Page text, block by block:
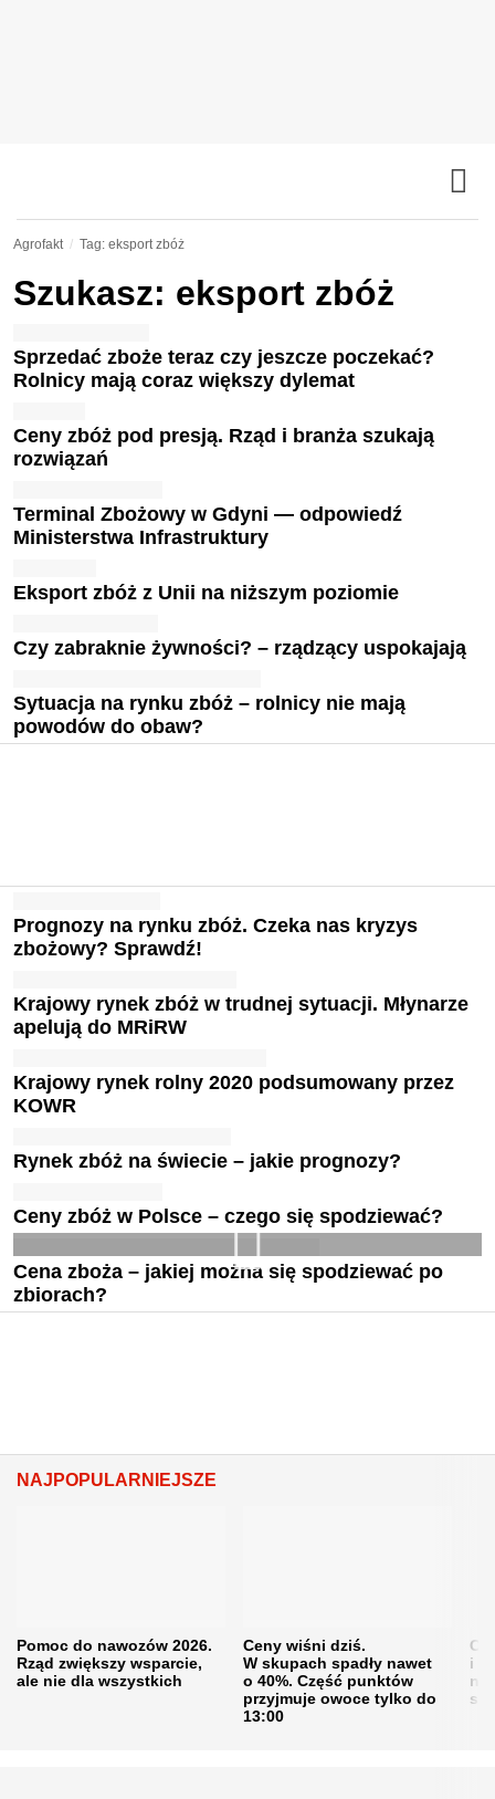
Agrofakt Tag: eksport zbóż
Szukasz: eksport zbóż
Sprzedać zboże teraz czy jeszcze poczekać?
Rolnicy mają coraz większy dylemat
Ceny zbóż pod presją. Rząd i branża szukają
rozwiązań
Terminal Zbożowy w Gdyni — odpowiedź
Ministerstwa Infrastruktury
Eksport zbóż z Unii na niższym poziomie
Czy zabraknie żywności? – rządzący uspokajają
Sytuacja na rynku zbóż – rolnicy nie mają
powodów do obaw?
Prognozy na rynku zbóż. Czeka nas kryzys
zbożowy? Sprawdź!
Krajowy rynek zbóż w trudnej sytuacji. Młynarze
apelują do MRiRW
Krajowy rynek rolny 2020 podsumowany przez
KOWR
Rynek zbóż na świecie – jakie prognozy?
Ceny zbóż w Polsce – czego się spodziewać?
Cena zboża – jakiej można się spodziewać po
zbiorach?
NAJPOPULARNIEJSZE
Pomoc do nawozów 2026.
Rząd zwiększy wsparcie,
ale nie dla wszystkich
Ceny wiśni dziś.
W skupach spadły nawet
o 40%. Część punktów
przyjmuje owoce tylko do
13:00
i